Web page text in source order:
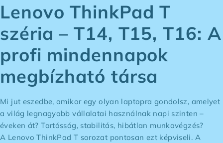
Lenovo ThinkPad T
széria – T14, T15, T16: A
profi mindennapok
megbízható társa
Mi jut eszedbe, amikor egy olyan laptopra gondolsz, amelyet
a világ legnagyobb vállalatai használnak napi szinten –
éveken át? Tartósság, stabilitás, hibátlan munkavégzés?
A Lenovo ThinkPad T sorozat pontosan ezt képviseli. A